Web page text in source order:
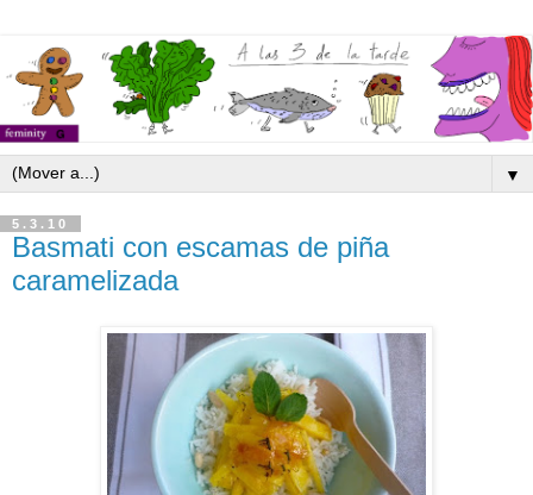
▼
5.3.10
Basmati con escamas de piña
caramelizada